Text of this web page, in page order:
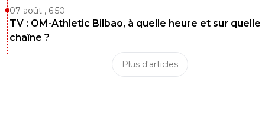
07 août , 6:50
TV : OM-Athletic Bilbao, à quelle heure et sur quelle
chaîne ?
Plus d'articles